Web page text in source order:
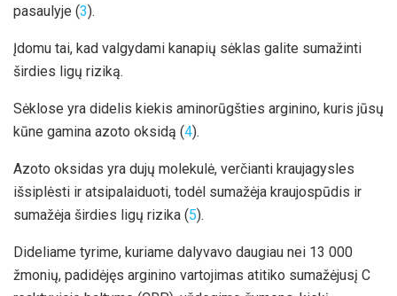
pasaulyje (3).
Įdomu tai, kad valgydami kanapių sėklas galite sumažinti
širdies ligų riziką.
Sėklose yra didelis kiekis aminorūgšties arginino, kuris jūsų
kūne gamina azoto oksidą (4).
Azoto oksidas yra dujų molekulė, verčianti kraujagysles
išsiplėsti ir atsipalaiduoti, todėl sumažėja kraujospūdis ir
sumažėja širdies ligų rizika (5).
Dideliame tyrime, kuriame dalyvavo daugiau nei 13 000
žmonių, padidėjęs arginino vartojimas atitiko sumažėjusį C